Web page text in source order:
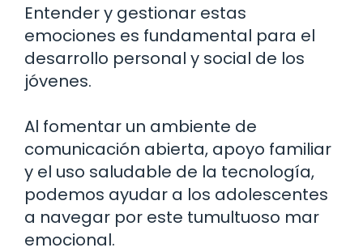
Entender y gestionar estas
emociones es fundamental para el
desarrollo personal y social de los
jóvenes.
Al fomentar un ambiente de
comunicación abierta, apoyo familiar
y el uso saludable de la tecnología,
podemos ayudar a los adolescentes
a navegar por este tumultuoso mar
emocional.